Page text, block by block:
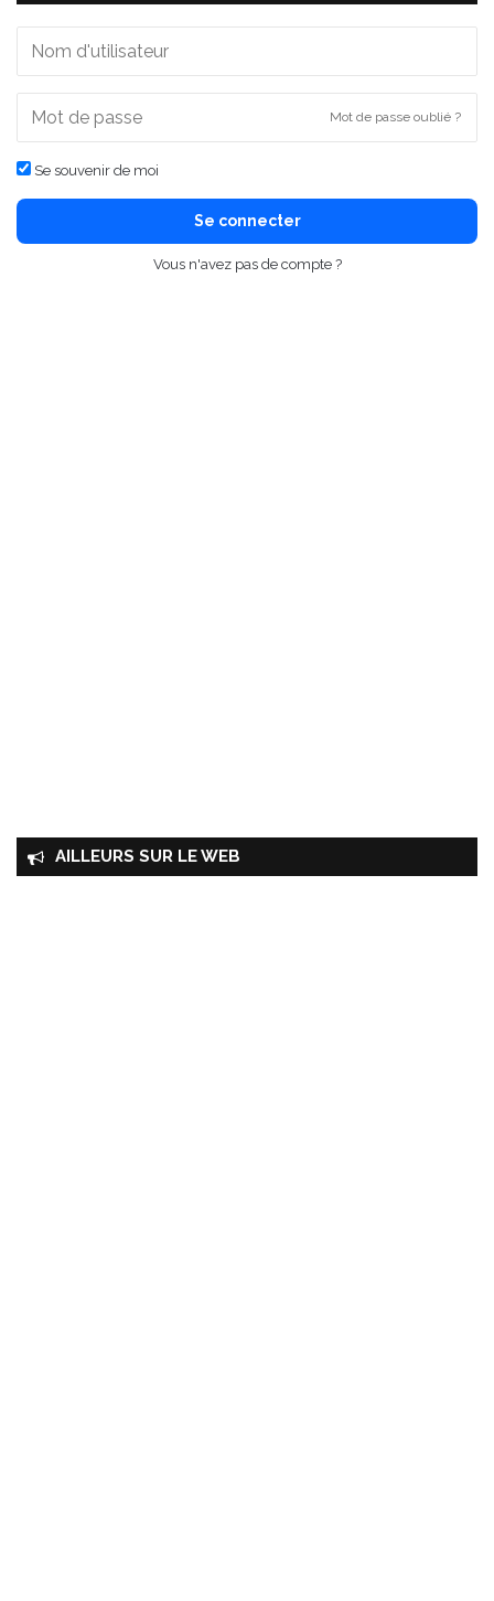
Mot de passe oublié ?
Se souvenir de moi
Se connecter
Vous n'avez pas de compte ?
AILLEURS SUR LE WEB